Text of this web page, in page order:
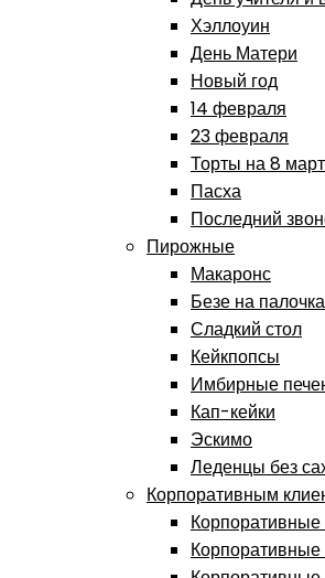
Хэллоуин
День Матери
Новый год
14 февраля
23 февраля
Торты на 8
Пасха
Последний
Пирожные
Макаронс
Безе на
Сладкий стол
Кейкпопсы
Имбирные
Кап-кейки
Эскимо
Леденцы без
Корпоративным
Корпоративные
Корпоративные